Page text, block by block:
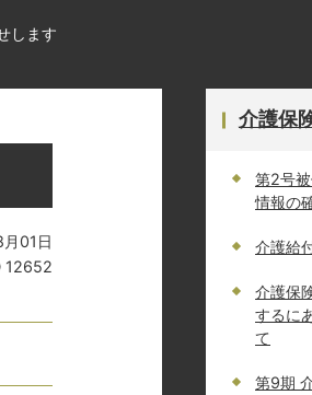
します
01日
12652
介護保
第2号
情報の
介護給
介護保
するに
て
第9期